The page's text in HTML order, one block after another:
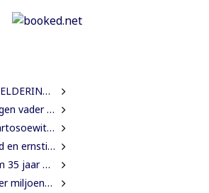
LEVENSMIDDELEN
en verwaarlozing
jaar getrouwd
cel geëist tegen vader
spelregels
resultaten daarvan